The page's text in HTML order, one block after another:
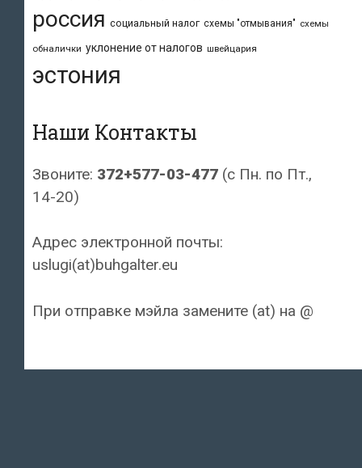
россия социальный налог схемы "отмывания" схемы
обналички уклонение от налогов швейцария
эстония
Наши Контакты
Звоните: 372+577-03-477 (с Пн. по Пт.,
14-20)
Адрес электронной почты:
uslugi(at)buhgalter.eu
При отправке мэйла замените (at) на @